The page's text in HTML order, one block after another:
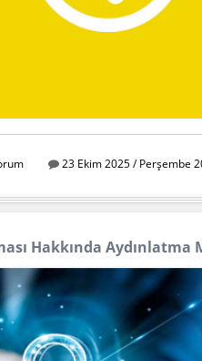
23 Ekim 2025 / Perşembe
Hakkında Aydınlatma